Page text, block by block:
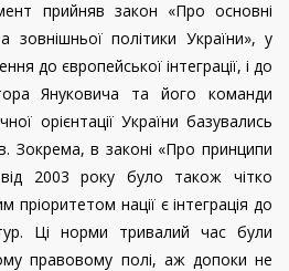
прийняв закон «Про основні
зовнішньої політики України», у
до європейської інтеграції, і до
Януковича та його команди
орієнтації України базувались
Зокрема, в законі «Про принципи
від 2003 року було також чітко
нації є інтеграція до
Ці норми тривалий час були
правовому полі, аж допоки не